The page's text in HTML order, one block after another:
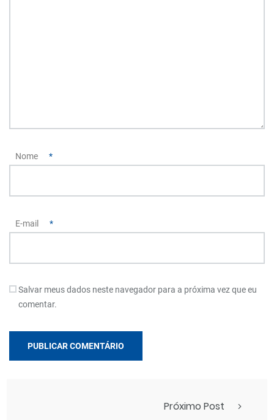
Nome *
E-mail *
Salvar meus dados neste navegador para a próxima vez que eu
comentar.
Próximo Post